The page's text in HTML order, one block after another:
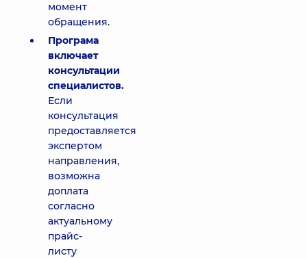
момент
обращения.
Програма
включает
консультации
специалистов.
Если
консультация
предоставляется
экспертом
направления,
возможна
доплата
согласно
актуальному
прайс-
листу